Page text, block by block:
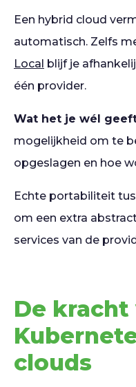
Een hybrid cloud
automatisch. Zelfs
Local blijf je
één provider.
Wat het je wél
mogelijkheid om te
opgeslagen en hoe
Echte portabiliteit
om een extra
services van de
De kracht
clouds